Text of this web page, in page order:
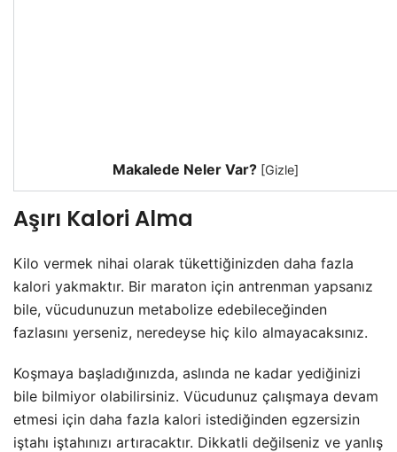
Makalede Neler Var? [Gizle]
Aşırı Kalori Alma
Kilo vermek nihai olarak tükettiğinizden daha fazla
kalori yakmaktır. Bir maraton için antrenman yapsanız
bile, vücudunuzun metabolize edebileceğinden
fazlasını yerseniz, neredeyse hiç kilo almayacaksınız.
Koşmaya başladığınızda, aslında ne kadar yediğinizi
bile bilmiyor olabilirsiniz. Vücudunuz çalışmaya devam
etmesi için daha fazla kalori istediğinden egzersizin
iştahı iştahınızı artıracaktır. Dikkatli değilseniz ve yanlış